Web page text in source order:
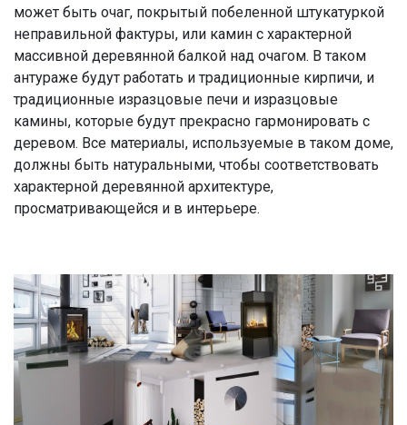
может быть очаг, покрытый побеленной штукатуркой
неправильной фактуры, или камин с характерной
массивной деревянной балкой над очагом. В таком
антураже будут работать и традиционные кирпичи, и
традиционные изразцовые печи и изразцовые
камины, которые будут прекрасно гармонировать с
деревом. Все материалы, используемые в таком доме,
должны быть натуральными, чтобы соответствовать
характерной деревянной архитектуре,
просматривающейся и в интерьере.